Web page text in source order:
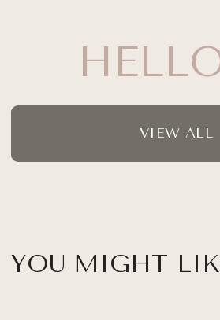
VIEW ALL
YOU MIGHT